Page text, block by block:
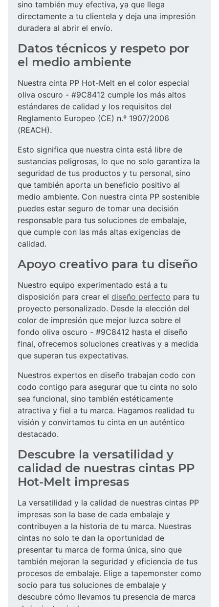
sino también muy efectiva, ya que llega
directamente a tu clientela y deja una impresión
duradera al abrir el envío.
Datos técnicos y respeto por
el medio ambiente
Nuestra cinta PP Hot-Melt en el color especial
oliva oscuro - #9C8412 cumple los más altos
estándares de calidad y los requisitos del
Reglamento Europeo (CE) n.º 1907/2006
(REACH).
Esto significa que nuestra cinta está libre de
sustancias peligrosas, lo que no solo garantiza la
seguridad de tus productos y tu personal, sino
que también aporta un beneficio positivo al
medio ambiente. Con nuestra cinta PP sostenible
puedes estar seguro de tomar una decisión
responsable para tus soluciones de embalaje,
que cumple con las más altas exigencias de
calidad.
Apoyo creativo para tu diseño
Nuestro equipo experimentado está a tu
disposición para crear el diseño perfecto para tu
proyecto personalizado. Desde la elección del
color de impresión que mejor luzca sobre el
fondo oliva oscuro - #9C8412 hasta el diseño
final, ofrecemos soluciones creativas y a medida
que superan tus expectativas.
Nuestros expertos en diseño trabajan codo con
codo contigo para asegurar que tu cinta no solo
sea funcional, sino también estéticamente
atractiva y fiel a tu marca. Hagamos realidad tu
visión y convirtamos tu cinta en un auténtico
destacado.
Descubre la versatilidad y
calidad de nuestras cintas PP
Hot-Melt impresas
La versatilidad y la calidad de nuestras cintas PP
impresas son la base de cada embalaje y
contribuyen a la historia de tu marca. Nuestras
cintas no solo te dan la oportunidad de
presentar tu marca de forma única, sino que
también mejoran la seguridad y eficiencia de tus
procesos de embalaje. Elige a tapemonster como
socio para tus soluciones de embalaje y
descubre cómo llevamos tu presencia de marca